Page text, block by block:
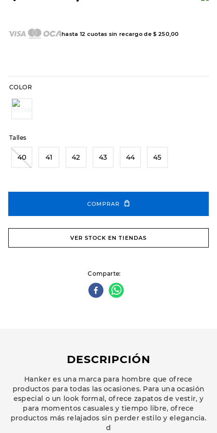
hasta 12 cuotas sin recargo de$ 250 ,00
COLOR
Talles
40 41 42 43 44 45
COMPRAR
VER STOCK EN TIENDAS
Comparte
DESCRIPCIÓN
Hanker es una marca para hombre que ofrece
productos para todas las ocasiones. Para una ocasión
especial o un look formal, ofrece zapatos de vestir, y
para momentos casuales y tiempo libre, ofrece
productos más relajados sin perder estilo y elegancia.
d
8.
hitec